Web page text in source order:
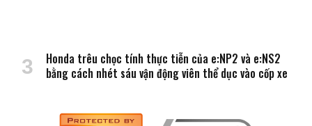
Honda trêu chọc tính thực tiễn của e:NP2 và e:NS2
bằng cách nhét sáu vận động viên thể dục vào cốp xe